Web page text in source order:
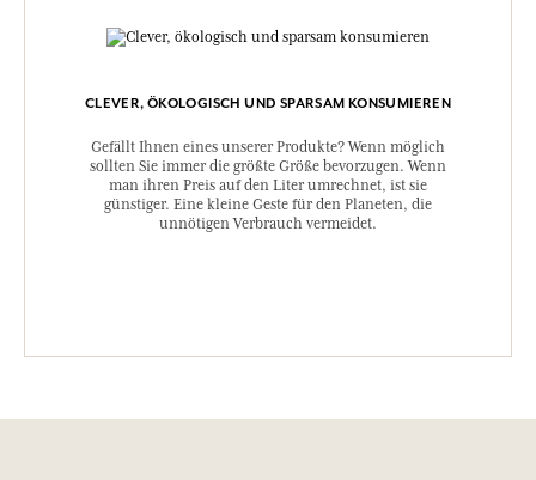
CLEVER, ÖKOLOGISCH UND SPARSAM KONSUMIEREN
Gefällt Ihnen eines unserer Produkte? Wenn möglich
sollten Sie immer die größte Größe bevorzugen. Wenn
man ihren Preis auf den Liter umrechnet, ist sie
günstiger. Eine kleine Geste für den Planeten, die
unnötigen Verbrauch vermeidet.